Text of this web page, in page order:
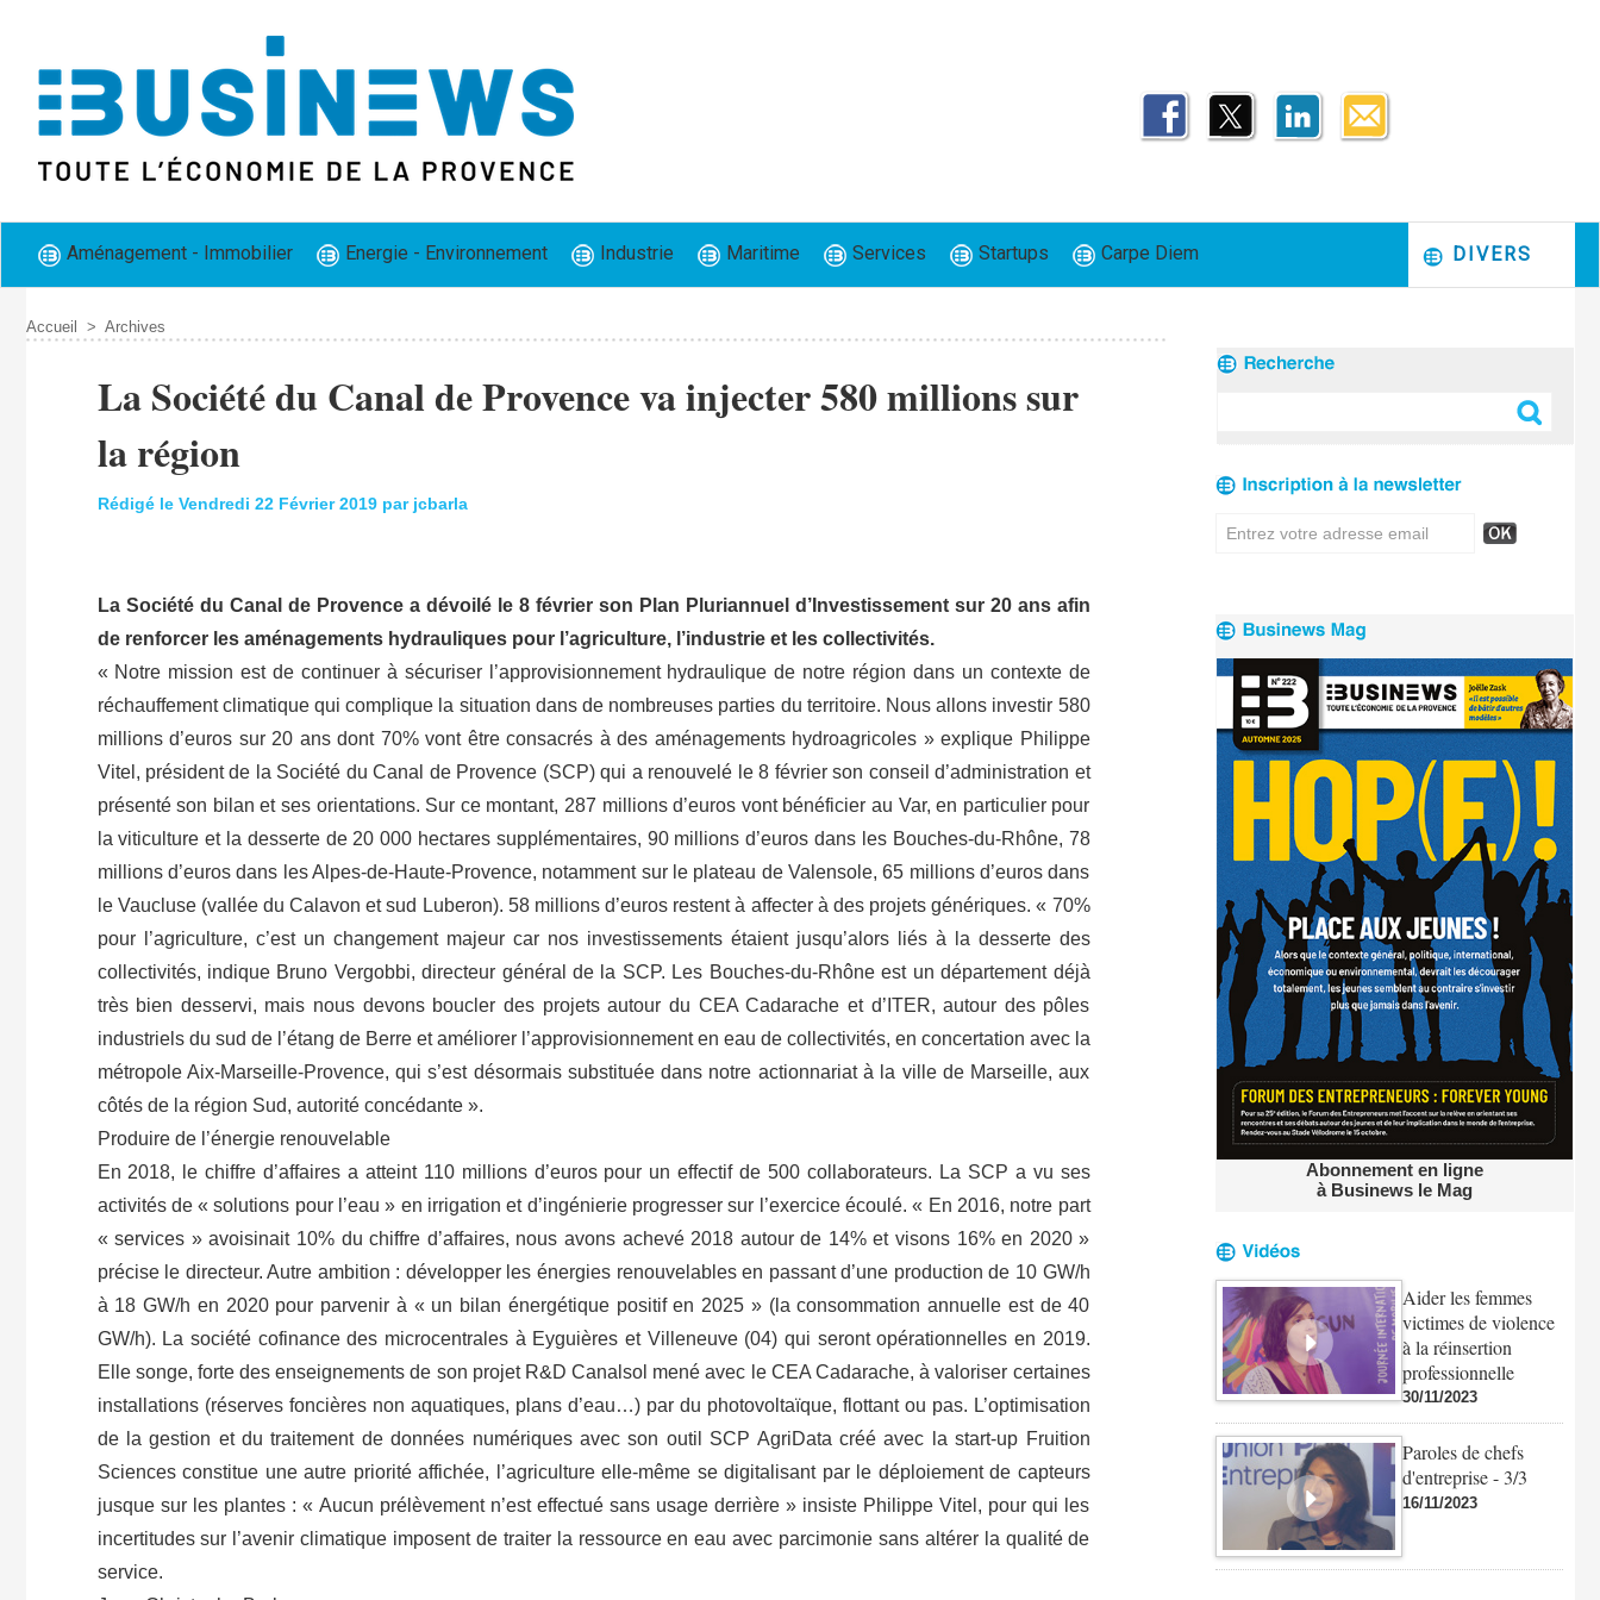
Aménagement - Immobilier Energie - Environnement Industrie Maritime Services Startups Carpe Diem DIVERS
Accueil > Archives
La Société du Canal de Provence va injecter 580 millions sur
la région
Rédigé le Vendredi 22 Février 2019 par jcbarla
La Société du Canal de Provence a dévoilé le 8 février son Plan Pluriannuel d’Investissement sur 20 ans afin
de renforcer les aménagements hydrauliques pour l’agriculture, l’industrie et les collectivités.
« Notre mission est de continuer à sécuriser l’approvisionnement hydraulique de notre région dans un contexte de
réchauffement climatique qui complique la situation dans de nombreuses parties du territoire. Nous allons investir 580
millions d’euros sur 20 ans dont 70% vont être consacrés à des aménagements hydroagricoles » explique Philippe
Vitel, président de la Société du Canal de Provence (SCP) qui a renouvelé le 8 février son conseil d’administration et
présenté son bilan et ses orientations. Sur ce montant, 287 millions d’euros vont bénéficier au Var, en particulier pour
la viticulture et la desserte de 20 000 hectares supplémentaires, 90 millions d’euros dans les Bouches-du-Rhône, 78
millions d’euros dans les Alpes-de-Haute-Provence, notamment sur le plateau de Valensole, 65 millions d’euros dans
le Vaucluse (vallée du Calavon et sud Luberon). 58 millions d’euros restent à affecter à des projets génériques. « 70%
pour l’agriculture, c’est un changement majeur car nos investissements étaient jusqu’alors liés à la desserte des
collectivités, indique Bruno Vergobbi, directeur général de la SCP. Les Bouches-du-Rhône est un département déjà
très bien desservi, mais nous devons boucler des projets autour du CEA Cadarache et d’ITER, autour des pôles
industriels du sud de l’étang de Berre et améliorer l’approvisionnement en eau de collectivités, en concertation avec la
métropole Aix-Marseille-Provence, qui s’est désormais substituée dans notre actionnariat à la ville de Marseille, aux
côtés de la région Sud, autorité concédante ».
Produire de l’énergie renouvelable
En 2018, le chiffre d’affaires a atteint 110 millions d’euros pour un effectif de 500 collaborateurs. La SCP a vu ses
activités de « solutions pour l’eau » en irrigation et d’ingénierie progresser sur l’exercice écoulé. « En 2016, notre part
« services » avoisinait 10% du chiffre d’affaires, nous avons achevé 2018 autour de 14% et visons 16% en 2020 »
précise le directeur. Autre ambition : développer les énergies renouvelables en passant d’une production de 10 GW/h
à 18 GW/h en 2020 pour parvenir à « un bilan énergétique positif en 2025 » (la consommation annuelle est de 40
GW/h). La société cofinance des microcentrales à Eyguières et Villeneuve (04) qui seront opérationnelles en 2019.
Elle songe, forte des enseignements de son projet R&D Canalsol mené avec le CEA Cadarache, à valoriser certaines
installations (réserves foncières non aquatiques, plans d’eau…) par du photovoltaïque, flottant ou pas. L’optimisation
de la gestion et du traitement de données numériques avec son outil SCP AgriData créé avec la start-up Fruition
Sciences constitue une autre priorité affichée, l’agriculture elle-même se digitalisant par le déploiement de capteurs
jusque sur les plantes : « Aucun prélèvement n’est effectué sans usage derrière » insiste Philippe Vitel, pour qui les
incertitudes sur l’avenir climatique imposent de traiter la ressource en eau avec parcimonie sans altérer la qualité de
service.
Abonnement en ligne
à Businews le Mag
Aider les femmes
victimes de violence
à la réinsertion
professionnelle
30/11/2023
Paroles de chefs
d'entreprise - 3/3
16/11/2023